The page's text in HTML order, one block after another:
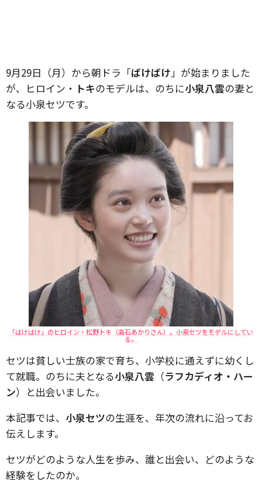
9月29日（月）から朝ドラ「ばけばけ」が始まりました
が、ヒロイン・ トキのモデルは、のちに小泉八雲の妻と
なる小泉セツです。
「ばけばけ」のヒロイン・松野トキ（高石あかりさん）。小泉セツをモデルにしてい
る。
セツは貧しい士族の家で育ち、小学校に通えずに幼くし
て就職。のちに夫となる小泉八雲 （ラフカディオ・ハー
ン）と出会いました。
本記事では、 小泉セツの生涯を、年次の流れに沿ってお
伝えします。
セツがどのような人生を歩み、誰と出会い、どのような
経験をしたのか。